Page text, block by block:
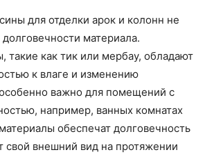
для отделки арок и колонн не
долговечности материала.
такие как тик или мербау, обладают
к влаге и изменению
важно для помещений с
например, ванных комнатах
обеспечат долговечность
свой внешний вид на протяжении